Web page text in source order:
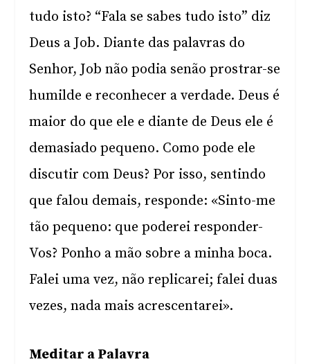
tudo isto? “Fala se sabes tudo isto” diz
Deus a Job. Diante das palavras do
Senhor, Job não podia senão prostrar-se
humilde e reconhecer a verdade. Deus é
maior do que ele e diante de Deus ele é
demasiado pequeno. Como pode ele
discutir com Deus? Por isso, sentindo
que falou demais, responde: «Sinto-me
tão pequeno: que poderei responder-
Vos? Ponho a mão sobre a minha boca.
Falei uma vez, não replicarei; falei duas
vezes, nada mais acrescentarei».
Meditar a Palavra